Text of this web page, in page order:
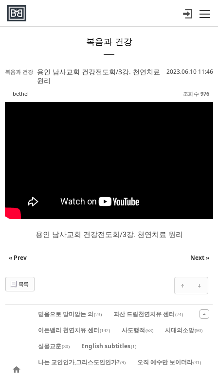
복음과 건강
복음과 건강 2023.06.10 11:46
용인 남사교회 건강전도회/3강. 천연치료
원리
bethel 조회 수 976
용인 남사교회 건강전도회/3강. 천연치료 원리
« Prev Next »
목록
믿음으로 말미암는 의(23) 괴산 드림천연치유 센터(74)
이든밸리 천연치유 센터(142) 사도행적(58) 시대의소망(90)
실물교훈(30) English subtitles(1)
나는 교인인가,그리스도인인가?(9) 오직 예수만 보이더라(31)
Sketchbook5, 스케치북5
Sketchbook5, 스케치북5
Sketchbook5, 스케치북5
Sketchbook5, 스케치북5